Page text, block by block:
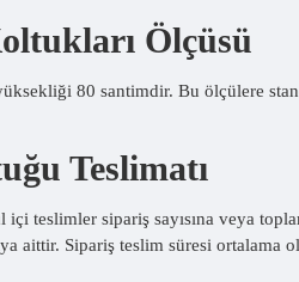
Ölçüsü
80 santimdir. Bu ölçülere
Teslimatı
içi teslimler sipariş sayısına veya
aittir. Sipariş teslim süresi ortalama